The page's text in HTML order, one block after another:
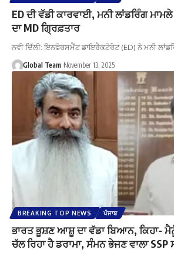
ED ਦੀ ਵੱਡੀ ਕਾਰਵਾਈ, ਮਨੀ ਲਾਂਡਰਿੰਗ
ਦਾ MD ਗ੍ਰਿਫ਼ਤਾਰ
ਨਵੀ ਦਿੱਲੀ: ਇਨਫੋਰਸਮੈਂਟ ਡਾਇਰੈਕਟੋਰੇਟ (ED) ਨੇ ਮਨੀ
Global Team November 13, 2025
BREAKING TOP NEWS ਪੰਜਾਬ
ਭਾਰਤ ਭੂਸ਼ਣ ਆਸ਼ੂ ਦਾ ਵੱਡਾ ਬਿਆਨ, ਕਿਹਾ-
ਚੱਲ ਰਿਹਾ ਹੈ ਡਰਾਮਾ, ਸੰਮਨ ਭੇਜਣ ਵਾਲਾ